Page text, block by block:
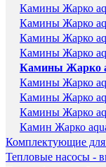
Камины Жарко
Камины Жарко
Камины Жарко
Камины Жарко
Камины Жарко
Камины Жарко
Камины Жарко
Камины Жарко
Камин Жарко
Комплектующие
Тепловые насосы -